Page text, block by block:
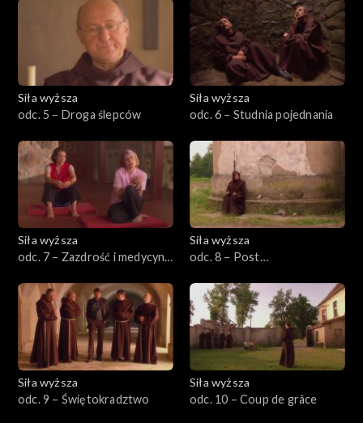
Siła wyższa
odc. 5 – Droga ślepców
Siła wyższa
odc. 6 – Studnia pojednania
Siła wyższa
odc. 7 – Zazdrość i medycyna
Siła wyższa
odc. 8 – Post
Siła wyższa
odc. 9 – Świętokradztwo
Siła wyższa
odc. 10 – Coup de grâce